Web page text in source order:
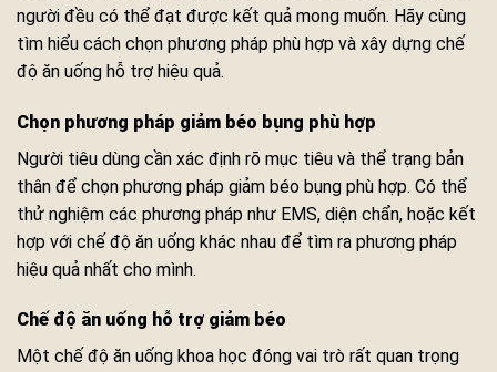
người đều có thể đạt được kết quả mong muốn. Hãy cùng
tìm hiểu cách chọn phương pháp phù hợp và xây dựng chế
độ ăn uống hỗ trợ hiệu quả.
Chọn phương pháp giảm béo bụng phù hợp
Người tiêu dùng cần xác định rõ mục tiêu và thể trạng bản
thân để chọn phương pháp giảm béo bụng phù hợp. Có thể
thử nghiệm các phương pháp như EMS, diện chẩn, hoặc kết
hợp với chế độ ăn uống khác nhau để tìm ra phương pháp
hiệu quả nhất cho mình.
Chế độ ăn uống hỗ trợ giảm béo
Một chế độ ăn uống khoa học đóng vai trò rất quan trọng